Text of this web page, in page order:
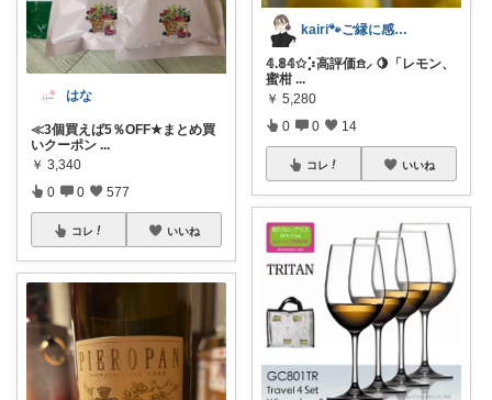
はな
≪3個買えば5％OFF★まとめ買
いクーポン ...
￥ 3,340
0 0 577
コレ いいね
kairi🐾ご縁に感謝𓍯‍
𝟜.𝟠𝟜✩⡱高評価𖠿⸝ 🍋「レモン、
蜜柑 ...
￥ 5,280
0 0 14
コレ いいね